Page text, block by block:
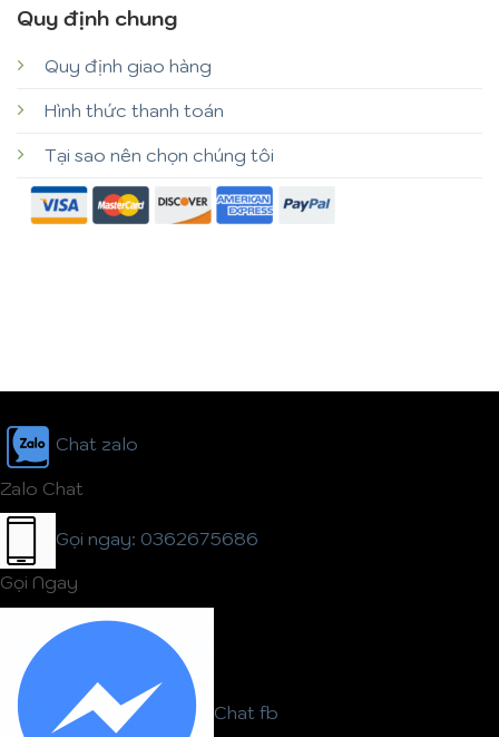
Quy định chung
Quy định giao hàng
Hình thức thanh toán
Tại sao nên chọn chúng tôi
Chat zalo
Zalo Chat
Gọi ngay: 0362675686
Gọi Ngay
Chat fb